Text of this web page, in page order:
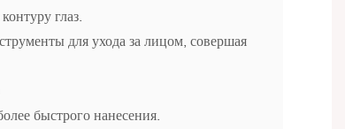
глаз.
для ухода за лицом, совершая
быстрого нанесения.